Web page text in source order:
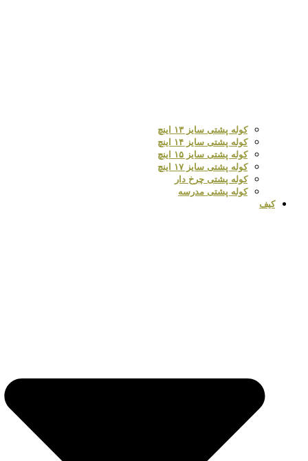
کوله پشتی سایز ۱۳ اینچ
کوله پشتی سایز ۱۴ اینچ
کوله پشتی سایز ۱۵ اینچ
کوله پشتی سایز ۱۷ اینچ
کوله پشتی چرخ دار
کوله پشتی مدرسه
کیف